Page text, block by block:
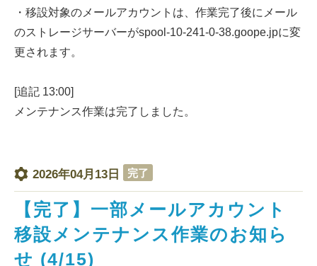
・移設対象のメールアカウントは、作業完了後にメール
のストレージサーバーがspool-10-241-0-38.goope.jpに変
更されます。
[追記 13:00]
メンテナンス作業は完了しました。
2026年04月13日 完了
【完了】一部メールアカウント
移設メンテナンス作業のお知ら
せ (4/15)